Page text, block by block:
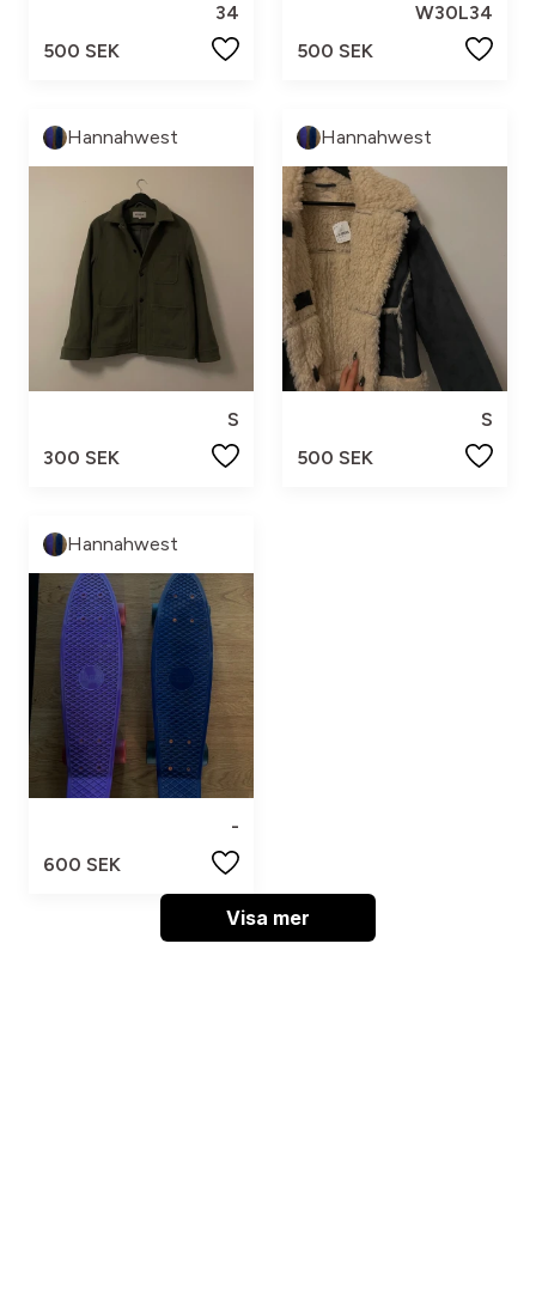
34
500 SEK
W30L34
500 SEK
Hannahwest
S
300 SEK
Hannahwest
S
500 SEK
Hannahwest
-
600 SEK
Visa mer